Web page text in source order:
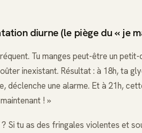
diurne (le piège du « je
Tu manges peut-être un
inexistant. Résultat : à 18h, ta
déclenche une alarme. Et à 21h,
! »
Si tu as des fringales violentes et